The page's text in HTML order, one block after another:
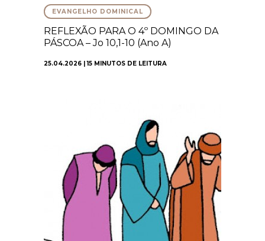
EVANGELHO DOMINICAL
REFLEXÃO PARA O 4º DOMINGO DA
PÁSCOA – Jo 10,1-10 (Ano A)
25.04.2026 | 15 MINUTOS DE LEITURA